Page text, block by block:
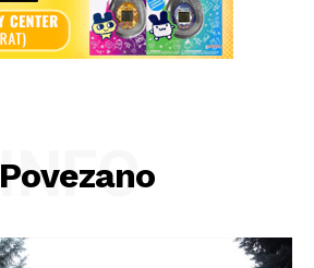
Povezano
INFO